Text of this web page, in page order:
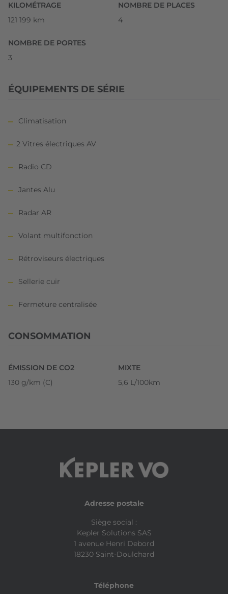
KILOMÉTRAGE
121 199 km
NOMBRE DE PLACES
4
NOMBRE DE PORTES
3
ÉQUIPEMENTS DE SÉRIE
Climatisation
2 Vitres électriques AV
Radio CD
Jantes Alu
Radar AR
Volant multifonction
Rétroviseurs électriques
Sellerie cuir
Fermeture centralisée
CONSOMMATION
ÉMISSION DE CO2
130 g/km (C)
MIXTE
5,6 L/100km
Adresse postale
Siège social :
Kepler Solutions SAS
1 avenue Henri Debord
18230 Saint-Doulchard
Téléphone